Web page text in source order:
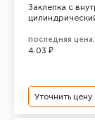
Заклепка с
последняя цена:
4.03 ₽
Уточнить цену